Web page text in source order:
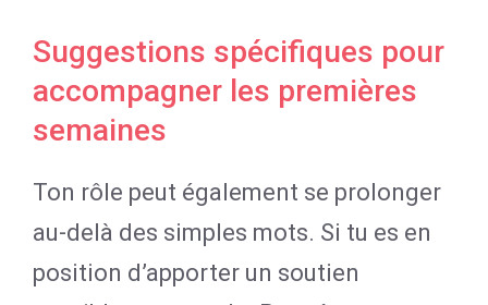
Suggestions spécifiques pour
accompagner les premières
semaines
Ton rôle peut également se prolonger
au-delà des simples mots. Si tu es en
position d’apporter un soutien